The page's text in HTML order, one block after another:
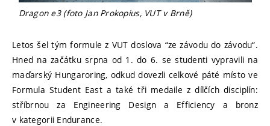
Dragon e3 (foto Jan Prokopius, VUT v Brně)
Letos šel tým formule z VUT doslova “ze závodu do závodu“.
Hned na začátku srpna od 1. do 6. se studenti vypravili na
maďarský Hungaroring, odkud dovezli celkové páté místo ve
Formula Student East a také tři medaile z dílčích disciplín:
stříbrnou za Engineering Design a Efficiency a bronz
v kategorii Endurance.